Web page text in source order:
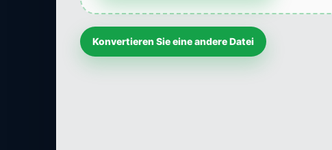
Konvertieren Sie eine andere Datei